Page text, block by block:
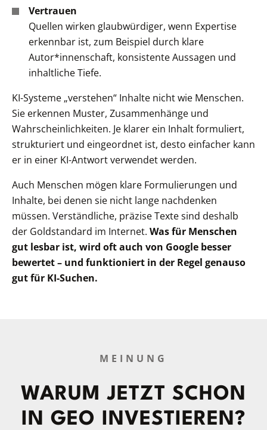
Vertrauen
Quellen wirken glaubwürdiger, wenn Expertise
erkennbar ist, zum Beispiel durch klare
Autor*innenschaft, konsistente Aussagen und
inhaltliche Tiefe.
KI-Systeme „verstehen“ Inhalte nicht wie Menschen.
Sie erkennen Muster, Zusammenhänge und
Wahrscheinlichkeiten. Je klarer ein Inhalt formuliert,
strukturiert und eingeordnet ist, desto einfacher kann
er in einer KI-Antwort verwendet werden.
Auch Menschen mögen klare Formulierungen und
Inhalte, bei denen sie nicht lange nachdenken
müssen. Verständliche, präzise Texte sind deshalb
der Goldstandard im Internet. Was für Menschen
gut lesbar ist, wird oft auch von Google besser
bewertet – und funktioniert in der Regel genauso
gut für KI-Suchen.
MEINUNG
WARUM JETZT SCHON
IN GEO INVESTIEREN?